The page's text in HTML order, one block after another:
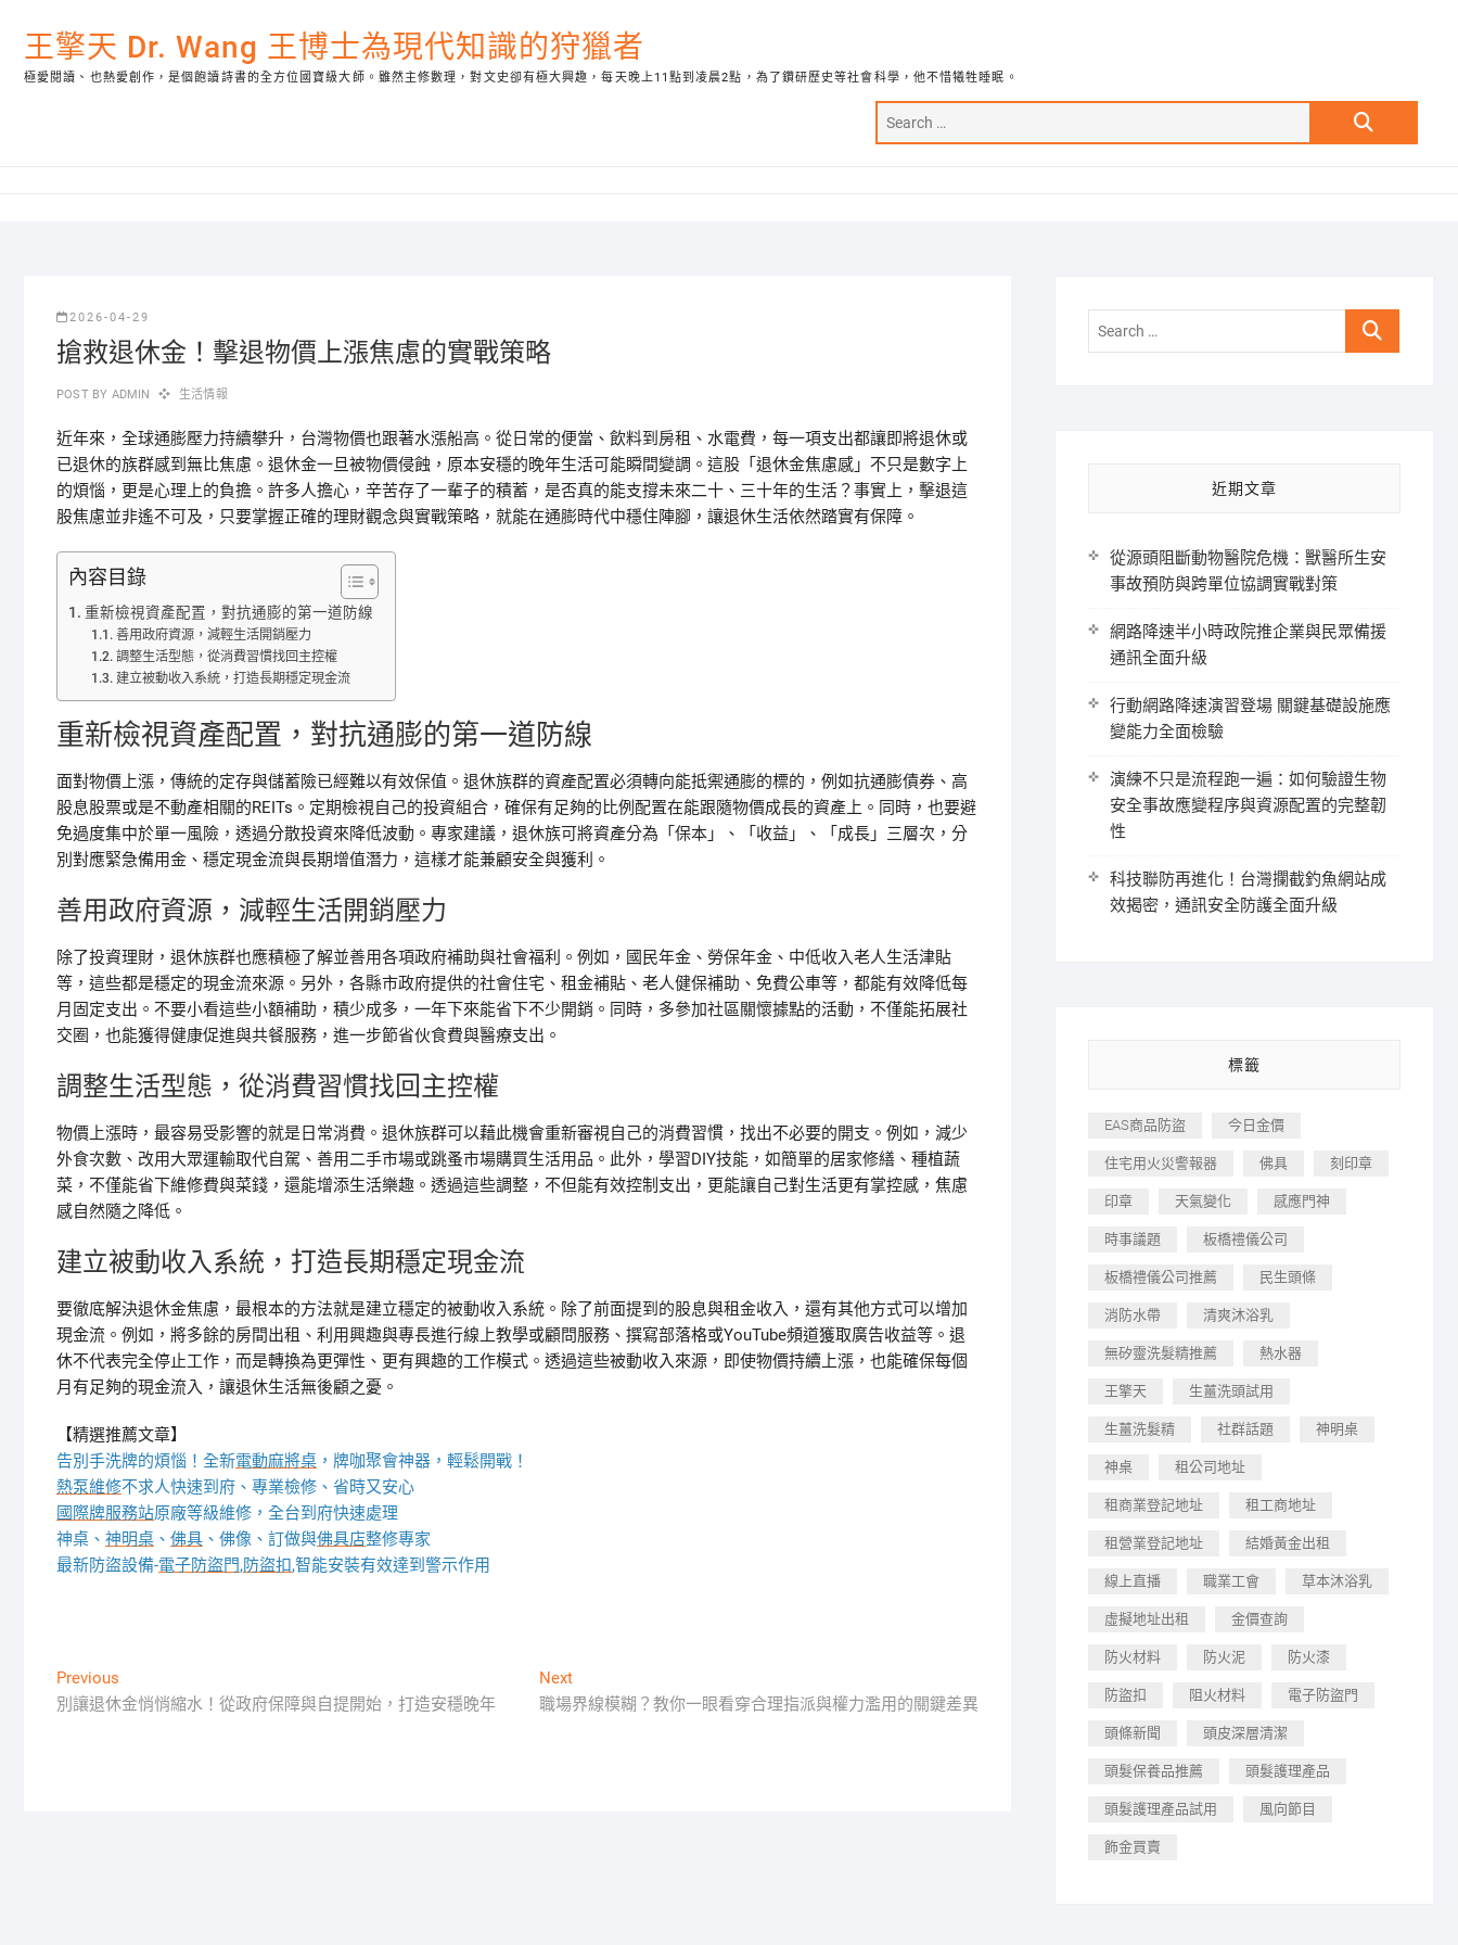
content王擎天 Dr. Wang 王博士為現代知識的狩獵者
極愛閱讀、也熱愛創作，是個飽讀詩書的全方位國寶級大師。雖然主修數理，對文史卻有極大興趣，每天晚上11點到凌晨2點，為了鑽研歷史等社會科學，他不惜犧牲睡眠。
Search
2026-04-29
搶救退休金！擊退物價上漲焦慮的實戰策略
POST BY ADMIN 生活情報
近年來，全球通膨壓力持續攀升，台灣物價也跟著水漲船高。從日常的便當、飲料到房租、水電費，每一項支出都讓即將退休或
已退休的族群感到無比焦慮。退休金一旦被物價侵蝕，原本安穩的晚年生活可能瞬間變調。這股「退休金焦慮感」不只是數字上
的煩惱，更是心理上的負擔。許多人擔心，辛苦存了一輩子的積蓄，是否真的能支撐未來二十、三十年的生活？事實上，擊退這
股焦慮並非遙不可及，只要掌握正確的理財觀念與實戰策略，就能在通膨時代中穩住陣腳，讓退休生活依然踏實有保障。
內容目錄
重新檢視資產配置，對抗通膨的第一道防線
善用政府資源，減輕生活開銷壓力
調整生活型態，從消費習慣找回主控權
建立被動收入系統，打造長期穩定現金流
重新檢視資產配置，對抗通膨的第一道防線
面對物價上漲，傳統的定存與儲蓄險已經難以有效保值。退休族群的資產配置必須轉向能抵禦通膨的標的，例如抗通膨債券、高
股息股票或是不動產相關的REITs。定期檢視自己的投資組合，確保有足夠的比例配置在能跟隨物價成長的資產上。同時，也要避
免過度集中於單一風險，透過分散投資來降低波動。專家建議，退休族可將資產分為「保本」、「收益」、「成長」三層次，分
別對應緊急備用金、穩定現金流與長期增值潛力，這樣才能兼顧安全與獲利。
善用政府資源，減輕生活開銷壓力
除了投資理財，退休族群也應積極了解並善用各項政府補助與社會福利。例如，國民年金、勞保年金、中低收入老人生活津貼
等，這些都是穩定的現金流來源。另外，各縣市政府提供的社會住宅、租金補貼、老人健保補助、免費公車等，都能有效降低每
月固定支出。不要小看這些小額補助，積少成多，一年下來能省下不少開銷。同時，多參加社區關懷據點的活動，不僅能拓展社
交圈，也能獲得健康促進與共餐服務，進一步節省伙食費與醫療支出。
調整生活型態，從消費習慣找回主控權
物價上漲時，最容易受影響的就是日常消費。退休族群可以藉此機會重新審視自己的消費習慣，找出不必要的開支。例如，減少
外食次數、改用大眾運輸取代自駕、善用二手市場或跳蚤市場購買生活用品。此外，學習DIY技能，如簡單的居家修繕、種植蔬
菜，不僅能省下維修費與菜錢，還能增添生活樂趣。透過這些調整，不但能有效控制支出，更能讓自己對生活更有掌控感，焦慮
感自然隨之降低。
建立被動收入系統，打造長期穩定現金流
要徹底解決退休金焦慮，最根本的方法就是建立穩定的被動收入系統。除了前面提到的股息與租金收入，還有其他方式可以增加
現金流。例如，將多餘的房間出租、利用興趣與專長進行線上教學或顧問服務、撰寫部落格或YouTube頻道獲取廣告收益等。退
休不代表完全停止工作，而是轉換為更彈性、更有興趣的工作模式。透過這些被動收入來源，即使物價持續上漲，也能確保每個
月有足夠的現金流入，讓退休生活無後顧之憂。
【精選推薦文章】
告別手洗牌的煩惱！全新電動麻將桌 ，牌咖聚會神器，輕鬆開戰！
熱泵維修不求人快速到府、專業檢修、省時又安心
國際牌服務站原廠等級維修，全台到府快速處理
神桌、 神明桌 、 佛具 、佛像、訂做與佛具店整修專家
最新防盜設備-電子防盜門,防盜扣,智能安裝有效達到警示作用
文
章
Previous
post:
別讓退休金悄悄縮水！從政府保障與自提開始，打造安穩晚年
NextNext
post:
職場界線模糊？教你一眼看穿合理指派與權力濫用的關鍵差異
Search
近期文章
從源頭阻斷動物醫院危機：獸醫所生安
事故預防與跨單位協調實戰對策
網路降速半小時政院推企業與民眾備援
通訊全面升級
行動網路降速演習登場 關鍵基礎設施應
變能力全面檢驗
演練不只是流程跑一遍：如何驗證生物
安全事故應變程序與資源配置的完整韌
性
科技聯防再進化！台灣攔截釣魚網站成
效揭密，通訊安全防護全面升級
標籤
EAS商品防盜 今日金價
住宅用火災警報器 佛具 刻印章
印章 天氣變化 感應門神
時事議題 板橋禮儀公司
板橋禮儀公司推薦 民生頭條
消防水帶 清爽沐浴乳
無矽靈洗髮精推薦 熱水器
王擎天 生薑洗頭試用
生薑洗髮精 社群話題 神明桌
神桌 租公司地址
租商業登記地址 租工商地址
租營業登記地址 結婚黃金出租
線上直播 職業工會 草本沐浴乳
虛擬地址出租 金價查詢
防火材料 防火泥 防火漆
防盜扣 阻火材料 電子防盜門
頭條新聞 頭皮深層清潔
頭髮保養品推薦 頭髮護理產品
頭髮護理產品試用 風向節目
飾金買賣